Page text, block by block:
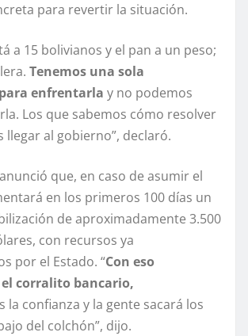
para revertir la situación.
a 15 bolivianos y el pan a un peso;
Tenemos una sola
enfrentarla y no podemos
Los que sabemos cómo resolver
llegar al gobierno”, declaró.
que, en caso de asumir el
en los primeros 100 días un
de aproximadamente 3.500
con recursos ya
por el Estado. “Con eso
corralito bancario,
la confianza y la gente sacará los
del colchón”, dijo.